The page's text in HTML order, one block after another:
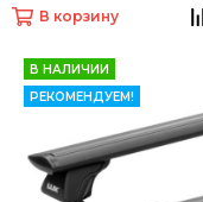
В корзину
В НАЛИЧИИ
РЕКОМЕНДУЕМ!